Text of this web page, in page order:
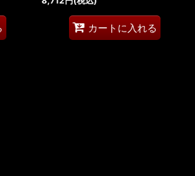
カートに入れる